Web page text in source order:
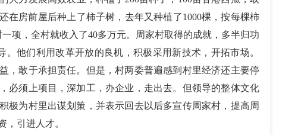
在房前屋后种上了柿子树，去年又种植了1000棵，按每棵柿
项，全村就收入了40多万元。周家村取得的成就，多半归功
他们利用改革开放的良机，积极采用新技术，开拓市场。
，敢于承担责任。但是，村两委普遍感到村里经济还主要停
必须上项目，深加工，办企业，走出去。但领导的整体文化
极为村里出谋划策，并表示回去以后多宣传周家村，提高周
，引进人才。